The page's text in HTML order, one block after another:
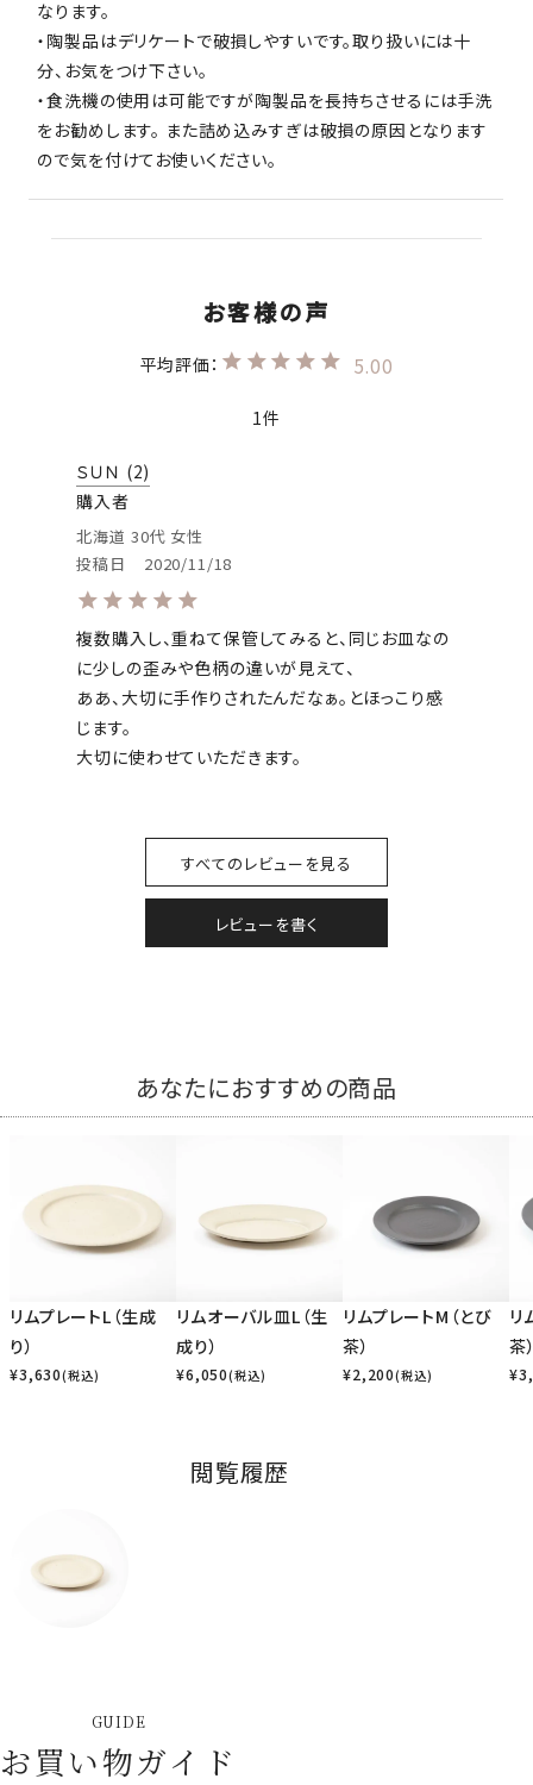
なります。
・陶製品はデリケートで破損しやすいです。取り扱いには十
分、お気をつけ下さい。
・食洗機の使用は可能ですが陶製品を長持ちさせるには手洗
をお勧めします。 また詰め込みすぎは破損の原因となります
ので気を付けてお使いください。
5.00
1
ＳＵＮ
2
購入者
北海道 30代 女性
投稿日
2020/11/18
複数購入し、重ねて保管してみると、同じお皿なの
に少しの歪みや色柄の違いが見えて、
ああ、大切に手作りされたんだなぁ。とほっこり感
じます。
大切に使わせていただきます。
すべてのレビューを見る
レビューを書く
あなたにおすすめの商品
リムプレートL（生成
り）
¥3,630(税込)
リムオーバル皿L（生
成り）
¥6,050(税込)
リムプレートM（とび
茶）
¥2,200(税込)
リ
茶
¥
閲覧履歴
GUIDE
お買い物ガイド